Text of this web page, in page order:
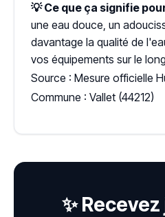
💡 Ce que ça signifie
une eau douce, un
davantage la qualité de
vos équipements sur le
Source : Mesure officielle
Commune : Vallet (44212)
✨